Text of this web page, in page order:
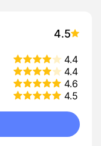
4.5
4.4
4.4
4.6
4.5